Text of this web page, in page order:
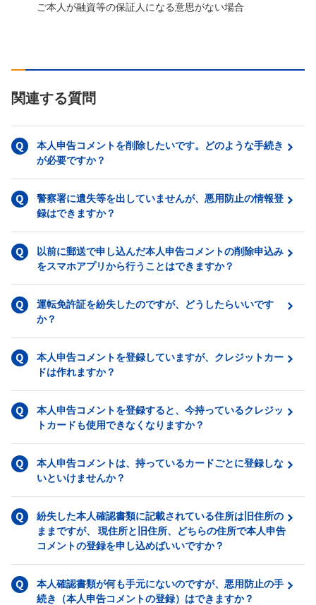
ご本人が融資等の保証人になる意思がない場合
関連する質問
本人申告コメントを削除したいです。どのような手続き
が必要ですか？
警察署に遺失等を出していませんが、悪用防止の情報登
録はできますか？
以前に郵送で申し込んだ本人申告コメントの削除申込み
をスマホアプリから行うことはできますか？
運転免許証を紛失したのですが、どうしたらいいです
か？
本人申告コメントを登録していますが、クレジットカー
ドは作れますか？
本人申告コメントを登録すると、今持っているクレジッ
トカードも使用できなくなりますか？
本人申告コメントは、持っているカードごとに登録しな
いといけませんか？
紛失した本人確認書類に記載されている住所は旧住所の
ままですが、 現住所と旧住所、どちらの住所で本人申告
コメントの登録を申し込めばいいですか？
本人確認書類が何も手元にないのですが、悪用防止の手
続き（本人申告コメントの登録）はできますか？